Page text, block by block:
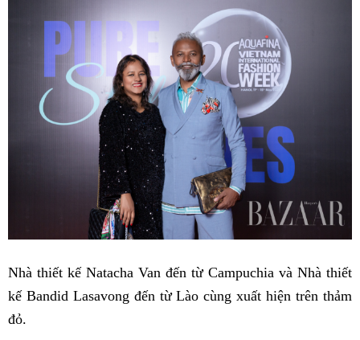
Nhà thiết kế Natacha Van đến từ Campuchia và Nhà thiết
kế Bandid Lasavong đến từ Lào cùng xuất hiện trên thảm
đỏ.